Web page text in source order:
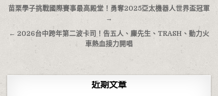
文章導覽
苗栗學子挑戰國際賽事最高殿堂！勇奪2025亞太機器人世界盃冠軍
→
← 2026台中跨年第二波卡司！告五人、麋先生、TRASH、動力火
車熱血接力開唱
近期文章